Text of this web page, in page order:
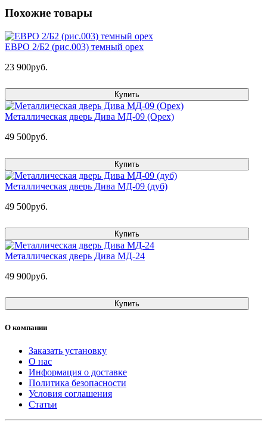
Похожие товары
ЕВРО 2/Б2 (рис.003) темный орех
23 900руб.
Купить
Металлическая дверь Дива МД-09 (Орех)
49 500руб.
Купить
Металлическая дверь Дива МД-09 (дуб)
49 500руб.
Купить
Металлическая дверь Дива МД-24
49 900руб.
Купить
О компании
Заказать установку
О нас
Информация о доставке
Политика безопасности
Условия соглашения
Статьи